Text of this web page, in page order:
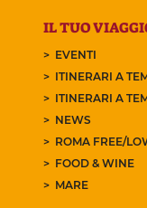
IL TUO
EVENTI
ITINERARI A
ITINERARI A
NEWS
ROMA FREE/
FOOD & WINE
MARE